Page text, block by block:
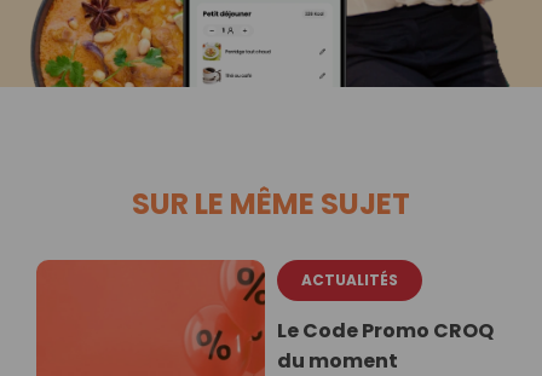
SUR LE MÊME SUJET
ACTUALITÉS
Le Code Promo CROQ
du moment